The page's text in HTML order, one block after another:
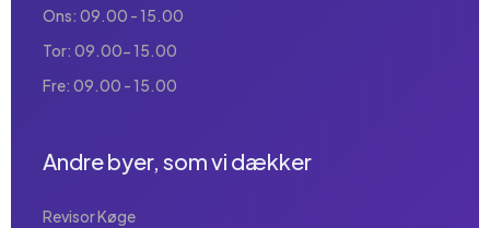
Ons: 09.00 - 15.00
Tor: 09.00- 15.00
Fre: 09.00 - 15.00
Andre byer, som vi dækker
Revisor Køge